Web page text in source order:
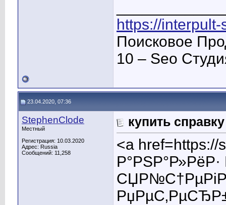
https://
Поисковое
10 – Seo
23.04.2020, 07:36
StephenClode
Местный
Регистрация: 10.03.2020
Адрес: Russia
Сообщений: 11,258
купить
<a